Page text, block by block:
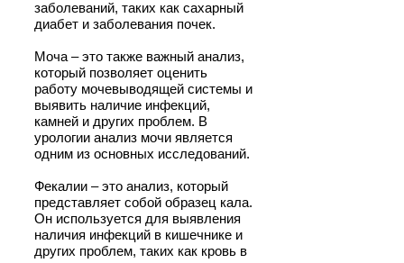
заболеваний, таких как сахарный
диабет и заболевания почек.
Моча – это также важный анализ,
который позволяет оценить
работу мочевыводящей системы и
выявить наличие инфекций,
камней и других проблем. В
урологии анализ мочи является
одним из основных исследований.
Фекалии – это анализ, который
представляет собой образец кала.
Он используется для выявления
наличия инфекций в кишечнике и
других проблем, таких как кровь в